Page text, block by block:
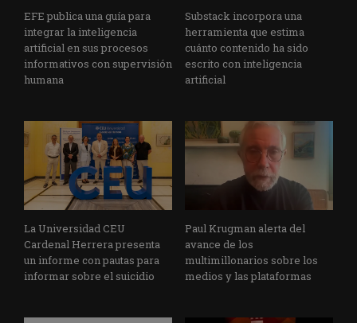
EFE publica una guía para
integrar la inteligencia
artificial en sus procesos
informativos con supervisión
humana
Substack incorpora una
herramienta que estima
cuánto contenido ha sido
escrito con inteligencia
artificial
La Universidad CEU
Cardenal Herrera presenta
un informe con pautas para
informar sobre el suicidio
Paul Krugman alerta del
avance de los
multimillonarios sobre los
medios y las plataformas